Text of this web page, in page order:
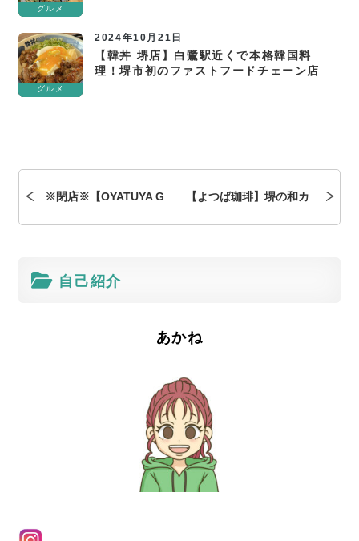
グルメ
グルメ
2024年10月21日
【韓丼 堺店】白鷺駅近くで本格韓国料
理！堺市初のファストフードチェーン店
※閉店※【OYATUYA G
に登場！生ドーナツを実
【よつば珈琲】堺の和カ
を
自己紹介
あかね